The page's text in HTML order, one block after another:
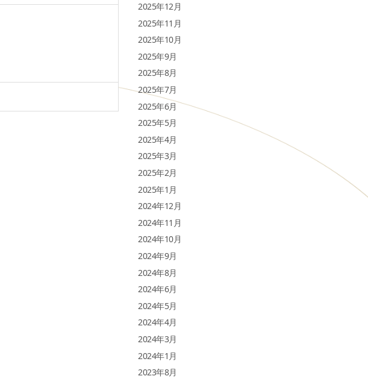
2025年12月
2025年11月
2025年10月
2025年9月
2025年8月
2025年7月
2025年6月
2025年5月
2025年4月
2025年3月
2025年2月
2025年1月
2024年12月
2024年11月
2024年10月
2024年9月
2024年8月
2024年6月
2024年5月
2024年4月
2024年3月
2024年1月
2023年8月